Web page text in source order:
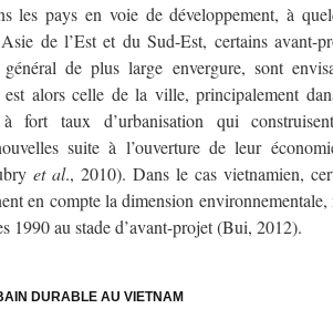
les pays en voie de développement, à
de l’Est et du Sud-Est, certains avant-
général de plus large envergure, sont
est alors celle de la ville, principalement
à fort taux d’urbanisation qui
suite à l’ouverture de leur
et al., 2010). Dans le cas vietnamien,
en compte la dimension environnementale,
1990 au stade d’avant-projet (Bui, 2012).
DURABLE AU VIETNAM